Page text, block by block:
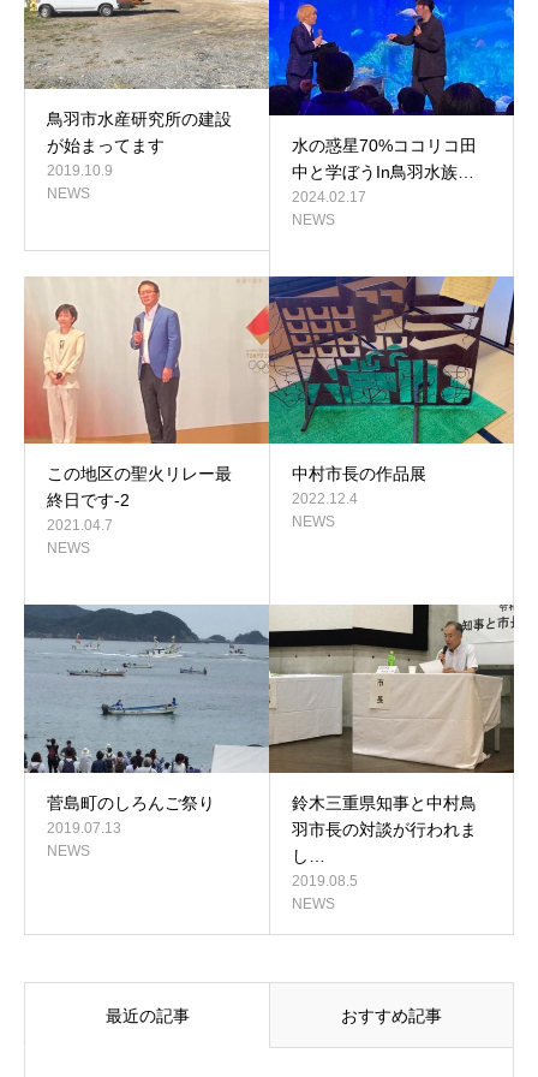
鳥羽市水産研究所の建設
が始まってます
2019.10.9
NEWS
水の惑星70%ココリコ田
中と学ぼうIn鳥羽水族…
2024.02.17
NEWS
この地区の聖火リレー最
終日です-2
2021.04.7
NEWS
中村市長の作品展
2022.12.4
NEWS
菅島町のしろんご祭り
2019.07.13
NEWS
鈴木三重県知事と中村鳥
羽市長の対談が行われま
し…
2019.08.5
NEWS
最近の記事 おすすめ記事